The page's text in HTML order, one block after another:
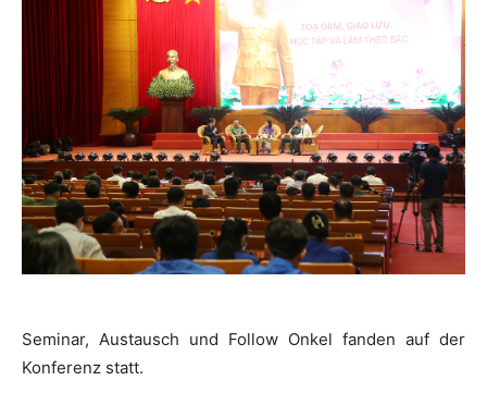
Seminar, Austausch und Follow Onkel fanden auf der
Konferenz statt.